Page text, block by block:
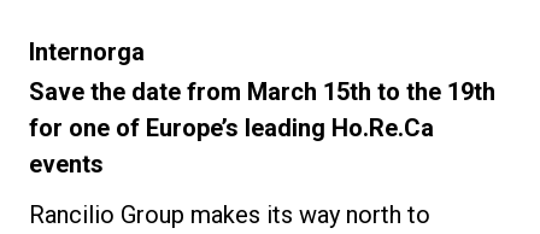
Internorga
Save the date from March 15th to the 19th
for one of Europe’s leading Ho.Re.Ca
events
Rancilio Group makes its way north to
歴史
研究室紹介
サスティナビリティ